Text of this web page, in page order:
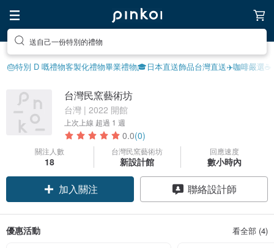
送自己一份特別的禮物
🎂特別 D 嘅禮物客製化禮物畢業禮物🎓日本直送飾品台灣直送✈️咖啡嚴選☕️
台灣民窯藝術坊
台灣 | 2022 開館
上次上線 超過 1 週
0.0(0)
關注人數
18
台灣民窯藝術坊
新設計館
回應速度
數小時內
加入關注 聯絡設計師
優惠活動 看全部 (4)